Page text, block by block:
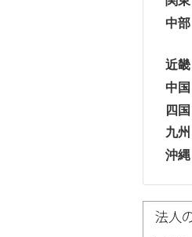
中部
近畿
中国
四国
九州
沖縄